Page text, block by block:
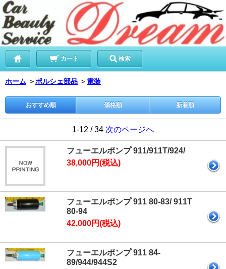
カート 検索
ホーム ＞ポルシェ部品 ＞ 電装
おすすめ順 価格順 新着順
1-12 / 34 次のページへ
フューエルポンプ 911/911T/924/
38,000円(税込)
フューエルポンプ 911 80-83/ 911T
80-94
42,000円(税込)
フューエルポンプ 911 84-
89/944/944S2